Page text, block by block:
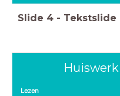
Slide 4 - Tekstslide
Lezen